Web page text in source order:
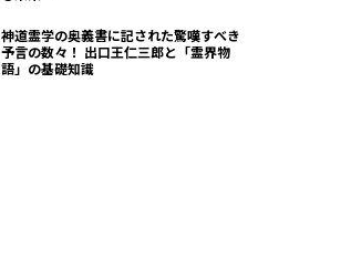
神道霊学の奥義書に記された驚嘆すべき
予言の数々！ 出口王仁三郎と「霊界物
語」の基礎知識